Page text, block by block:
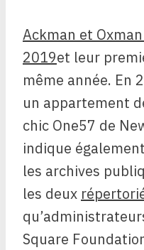
Ackman et
2019et leur
même année. En
un appartement
chic One57 de
indique
les archives
les deux
Square